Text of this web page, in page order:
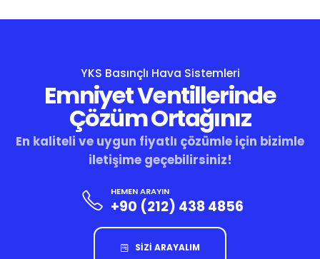
YKS Basınçlı Hava Sistemleri
Emniyet Ventillerinde
Çözüm Ortağınız
En kaliteli ve uygun fiyatlı çözümle için bizimle
iletişime geçebilirsiniz!
HEMEN ARAYIN
+90 (212) 438 4856
SİZİ ARAYALIM